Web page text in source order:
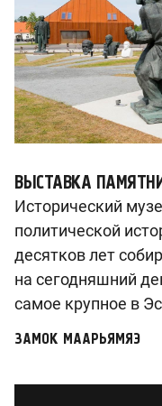
ВЫСТАВКА
Исторический
политической
десятков лет
на сегодняшний
самое крупное в
ЗАМОК МААРЬЯМЯЭ